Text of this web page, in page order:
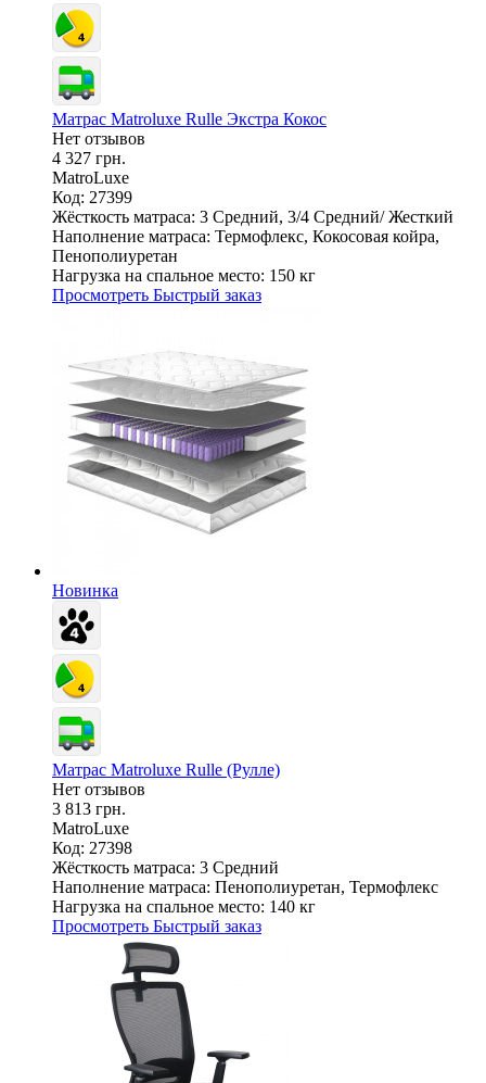
Матрас Matroluxe Rulle Экстра Кокос
Нет отзывов
4 327 грн.
MatroLuxe
Код: 27399
Жёсткость матраса: 3 Средний, 3/4 Средний/ Жесткий
Наполнение матраса: Термофлекс, Кокосовая койра,
Пенополиуретан
Нагрузка на спальное место: 150 кг
Просмотреть Быстрый заказ
Новинка
Матрас Matroluxe Rulle (Рулле)
Нет отзывов
3 813 грн.
MatroLuxe
Код: 27398
Жёсткость матраса: 3 Средний
Наполнение матраса: Пенополиуретан, Термофлекс
Нагрузка на спальное место: 140 кг
Просмотреть Быстрый заказ